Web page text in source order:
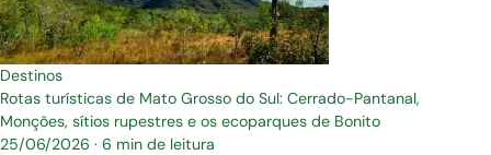
Destinos
Rotas turísticas de Mato Grosso do Sul: Cerrado-Pantanal,
Monções, sítios rupestres e os ecoparques de Bonito
25/06/2026 · 6 min de leitura